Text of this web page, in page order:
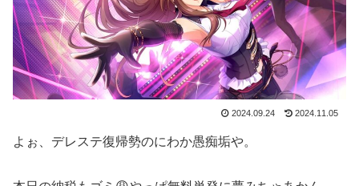
2024.09.24 2024.11.05
よぉ、デレステ復帰勢のにわか愚痴垢や。